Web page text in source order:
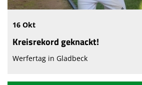
16 Okt
Kreisrekord geknackt!
Werfertag in Gladbeck